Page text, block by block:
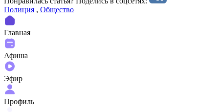
Полиция , Общество
Главная
Афиша
Эфир
Профиль